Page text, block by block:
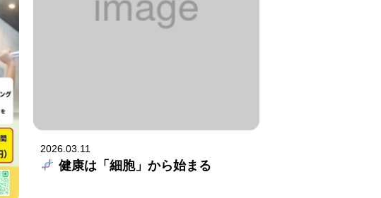
2026.03.11
健康は「細胞」から始まる